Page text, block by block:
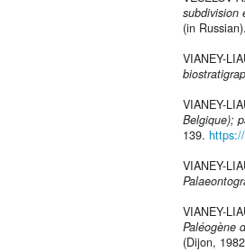
subdivision
(in
VIANEY-
VIANEY-
Belgique);
139.
VIANEY-
VIANEY-
Paléogène
(Dijon,